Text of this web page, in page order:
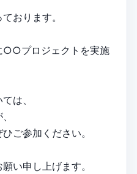
おります。
○○プロジェクトを実施
は、
ご参加ください。
い申し上げます。